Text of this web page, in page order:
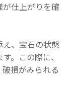
仕上がりを確
、宝石の状態
。この際に、
損がみられる